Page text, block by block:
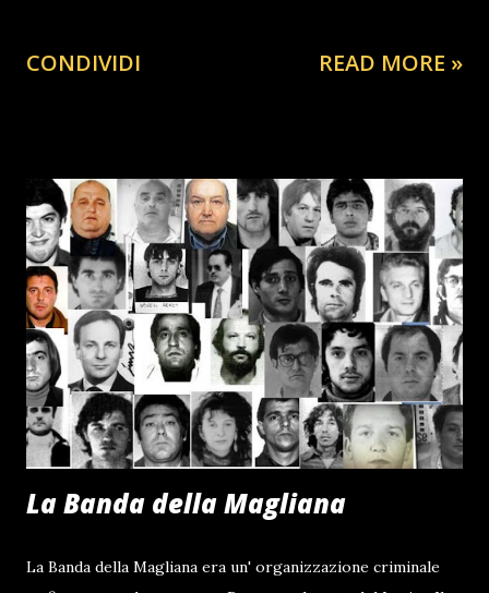
CONDIVIDI READ MORE »
La Banda della Magliana
La Banda della Magliana era un' organizzazione criminale